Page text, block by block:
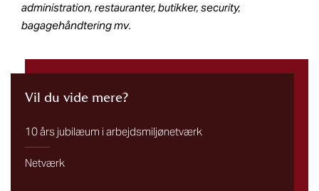
administration, restauranter, butikker, security,
bagagehåndtering mv.
Vil du vide mere?
10 års jubilæum i arbejdsmiljønetværk
Netværk